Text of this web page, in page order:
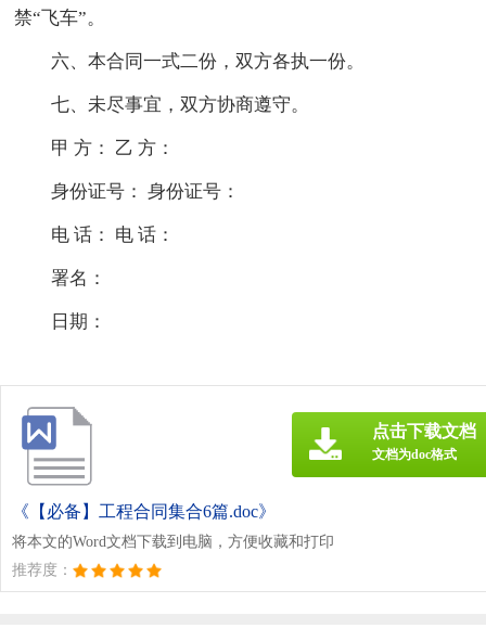
禁“飞车”。
六、本合同一式二份，双方各执一份。
七、未尽事宜，双方协商遵守。
甲 方： 乙 方：
身份证号： 身份证号：
电 话： 电 话：
署名：
日期：
《【必备】工程合同集合6篇.doc》
将本文的Word文档下载到电脑，方便收藏和打印
推荐度：
点击下载文档
文档为doc格式